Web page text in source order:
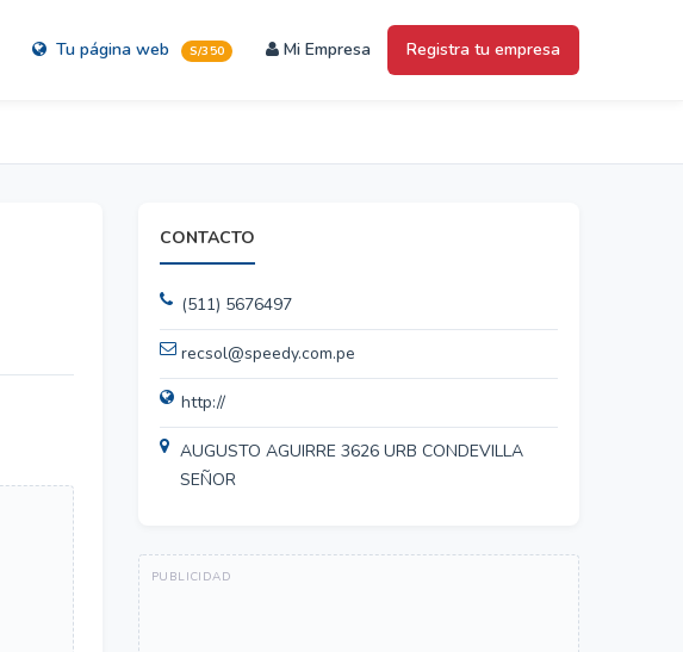
Tu página web S/350 Mi Empresa Registra tu empresa
CONTACTO
(511) 5676497
recsol@speedy.com.pe
http://
AUGUSTO AGUIRRE 3626 URB CONDEVILLA
SEÑOR